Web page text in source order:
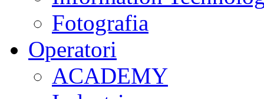
Fotografia
Operatori
ACADEMY